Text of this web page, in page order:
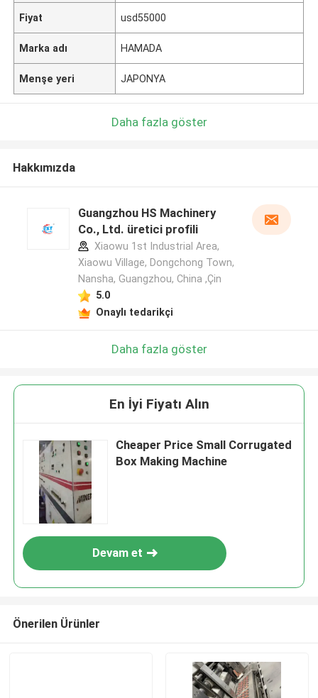
Fiyat usd55000
Marka adı HAMADA
Menşe yeri JAPONYA
Daha fazla göster
Hakkımızda
Guangzhou HS Machinery
Co., Ltd. üretici profili
Xiaowu 1st Industrial Area,
Xiaowu Village, Dongchong Town,
Nansha, Guangzhou, China ,Çin
5.0
Onaylı tedarikçi
Daha fazla göster
En İyi Fiyatı Alın
Cheaper Price Small Corrugated
Box Making Machine
Devam et
Önerilen Ürünler